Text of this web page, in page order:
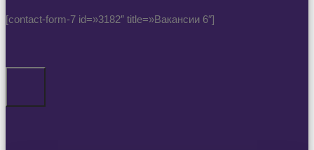
[contact-form-7 id=»3182″ title=»Вакансии 6″]